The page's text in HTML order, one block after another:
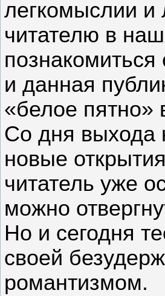
легкомыслии и
читателю в
и данная
«белое
Со дня выхода
новые
читатель уже
можно
Но и сегодня
своей
романтизмом.